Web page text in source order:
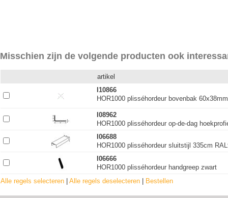
Misschien zijn de volgende producten ook
artikel
I10866
HOR1000 plisséhordeur bovenbak
I08962
HOR1000 plisséhordeur op-de-dag
I06688
HOR1000 plisséhordeur sluitstijl 335cm
I06666
HOR1000 plisséhordeur handgreep zwart
Alle regels selecteren
Alle regels deselecteren Bestellen